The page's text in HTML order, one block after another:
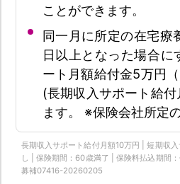
ことができます。
同一月に所定の在宅療
日以上となった場合に
ート月額給付金5万円
(長期収入サポート給
ます。 ※保険会社所定
長期収入サポート給付月額10万円 | 短期収
し | 保険期間：60歳満了 | 保険料払込期間
募補07416-20260205